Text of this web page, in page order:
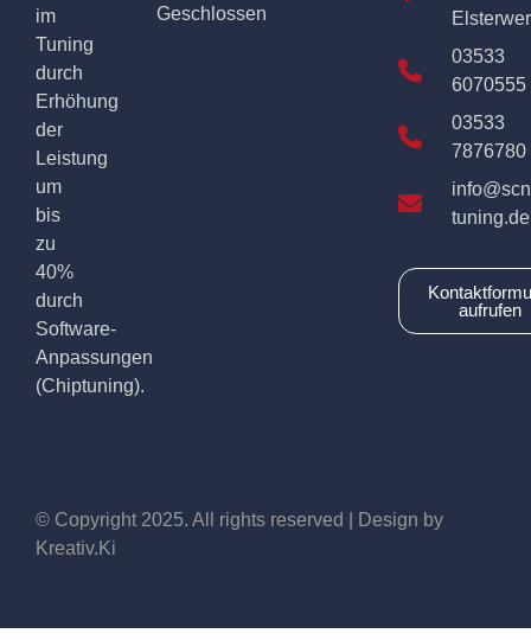
im
Tuning
durch
Erhöhung
der
Leistung
um
bis
zu
40%
durch
Software-
Anpassungen
(Chiptuning).
Geschlossen
03533
6070555
03533
7876780
tuning.de
aufrufen
© Copyright 2025. All rights reserved | Design by
Kreativ.Ki